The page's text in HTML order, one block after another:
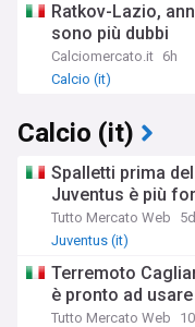
Ratkov-Lazio,
sono più dubbi
Calciomercato.it 6h
Calcio (it)
Calcio (it)
Spalletti prima
Juventus è più
Tutto Mercato Web
5d
Juventus (it)
Terremoto
è pronto ad
Tutto Mercato Web